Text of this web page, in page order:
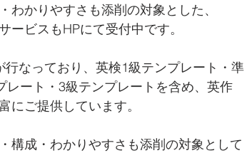
かりやすさも添削の対象とした、
ビスもHPにて受付中です。
なっており、英検1級テンプレート・準
ート・3級テンプレートを含め、英作
ご提供しています。
構成・わかりやすさも添削の対象として